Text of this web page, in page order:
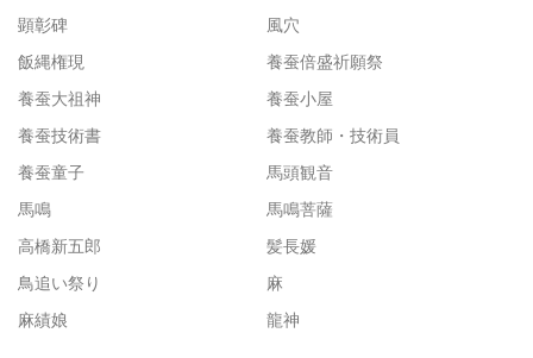
顕彰碑
風穴
飯縄権現
養蚕倍盛祈願祭
養蚕大祖神
養蚕小屋
養蚕技術書
養蚕教師・技術員
養蚕童子
馬頭観音
馬鳴
馬鳴菩薩
高橋新五郎
髪長媛
鳥追い祭り
麻
麻績娘
龍神